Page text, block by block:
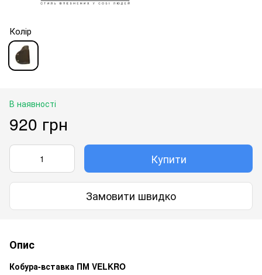
Колір
В наявності
920 грн
Купити
Замовити швидко
Опис
Кобура-вставка ПМ VELKRO